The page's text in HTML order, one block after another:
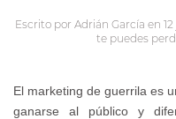
Escrito por Adrián García en
te puedes
El marketing de guerrila es
ganarse al público y